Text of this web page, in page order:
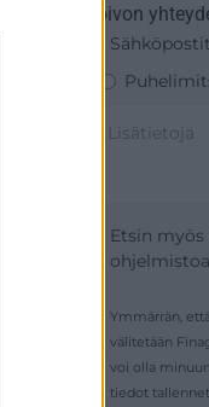
Toivon
Etsin
ohjelmistoa
Ymmärrän,
välitetään
voi olla
tiedot